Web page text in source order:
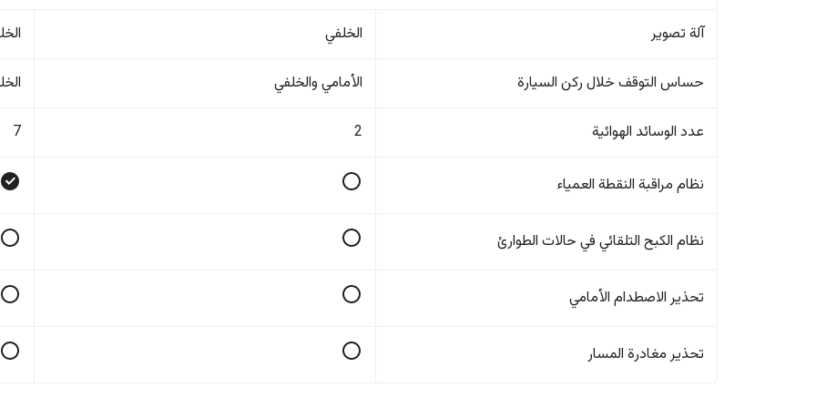
آلة تصوير الخلفي
حساس التوقف خلال ركن السيارة الأمامي والخلفي
عدد الوسائد الهوائية 2
7
نظام مراقبة النقطة العمياء
نظام الكبح التلقائي في حالات الطوارئ
تحذير الاصطدام الأمامي
تحذير مغادرة المسار